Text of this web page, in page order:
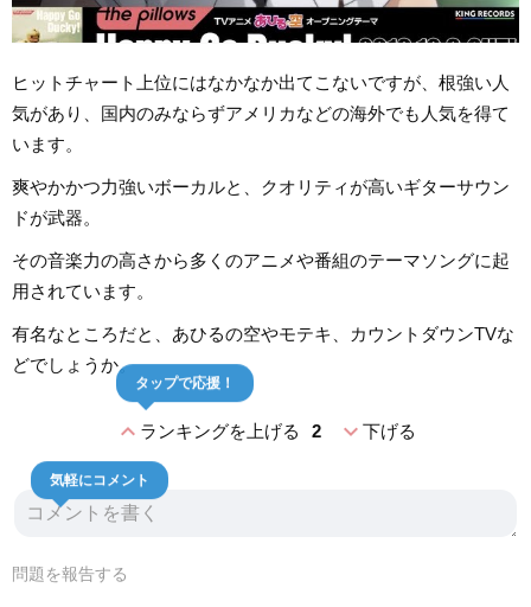
ヒットチャート上位にはなかなか出てこないですが、根強い人
気があり、国内のみならずアメリカなどの海外でも人気を得て
います。
爽やかかつ力強いボーカルと、クオリティが高いギターサウン
ドが武器。
その音楽力の高さから多くのアニメや番組のテーマソングに起
用されています。
有名なところだと、あひるの空やモテキ、カウントダウンTVな
どでしょうか。
expand_lessランキングを上げる 2
タップで応援！
expand_more下げる
気軽にコメント
問題を報告する